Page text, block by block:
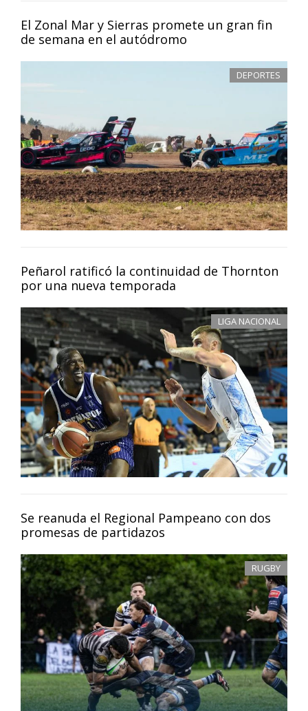
El Zonal Mar y Sierras promete un gran fin
de semana en el autódromo
DEPORTES
Peñarol ratificó la continuidad de Thornton
por una nueva temporada
LIGA NACIONAL
Se reanuda el Regional Pampeano con dos
promesas de partidazos
RUGBY